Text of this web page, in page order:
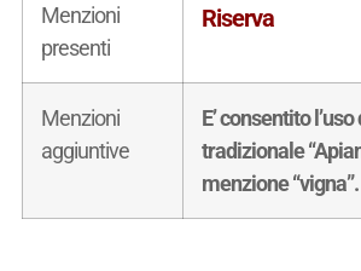
Menzioni
presenti
Riserva
Menzioni
aggiuntive
E’ consentito
tradizionale
menzione “vigna”.